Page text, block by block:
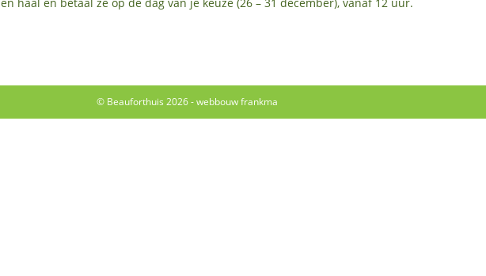
© Beauforthuis 2026 - webbouwfrankma